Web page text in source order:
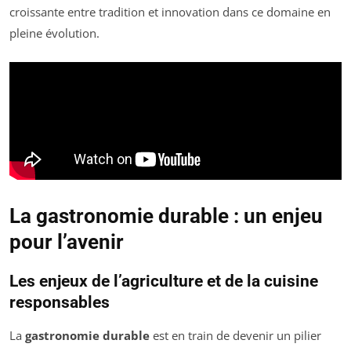
croissante entre tradition et innovation dans ce domaine en
pleine évolution.
La gastronomie durable : un enjeu
pour l’avenir
Les enjeux de l’agriculture et de la cuisine
responsables
La gastronomie durable est en train de devenir un pilier